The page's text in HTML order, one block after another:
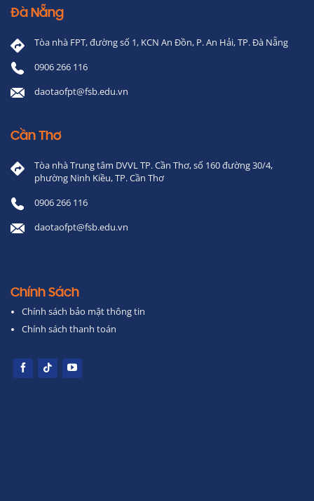
Đà Nẵng
Tòa nhà FPT, đường số 1, KCN An Đồn, P. An Hải, TP. Đà Nẵng
0906 266 116
daotaofpt@fsb.edu.vn
Cần Thơ
Tòa nhà Trung tâm DVVL TP. Cần Thơ, số 160 đường 30/4,
phường Ninh Kiều, TP. Cần Thơ
0906 266 116
daotaofpt@fsb.edu.vn
Chính Sách
Chính sách bảo mật thông tin
Chính sách thanh toán